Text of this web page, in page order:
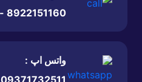
8922151160 - 0096
واتس اپ :
09371732511